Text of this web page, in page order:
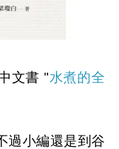
文書 "水煮的全
過小編還是到谷